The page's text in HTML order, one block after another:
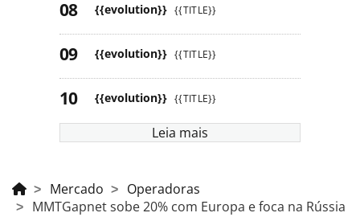
{{evolution}} {{TITLE}}
{{evolution}} {{TITLE}}
{{evolution}} {{TITLE}}
Leia mais
Mercado
Operadoras
MMTGapnet sobe 20% com Europa e foca na Rússia